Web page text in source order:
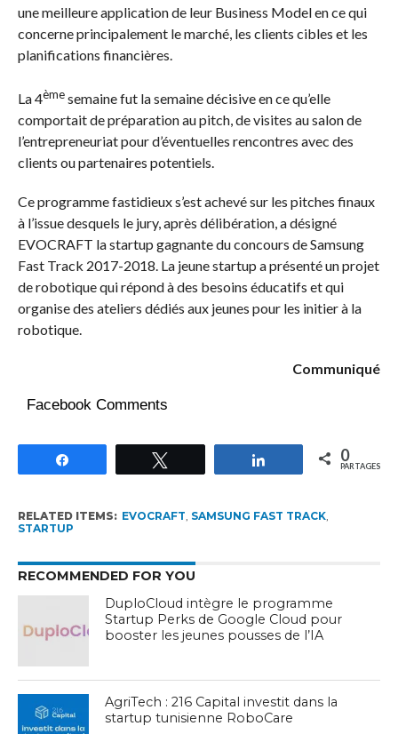
une meilleure application de leur Business Model en ce qui
concerne principalement le marché, les clients cibles et les
planifications financières.
La 4èmesemaine fut la semaine décisive en ce qu’elle
comportait de préparation au pitch, de visites au salon de
l’entrepreneuriat pour d’éventuelles rencontres avec des
clients ou partenaires potentiels.
Ce programme fastidieux s’est achevé sur les pitches finaux
à l’issue desquels le jury, après délibération, a désigné
EVOCRAFT la startup gagnante du concours de Samsung
Fast Track 2017-2018. La jeune startup a présenté un projet
de robotique qui répond à des besoins éducatifs et qui
organise des ateliers dédiés aux jeunes pour les initier à la
robotique.
Communiqué
Facebook Comments
Partagez 0
PARTAGES
RELATED ITEMS: EVOCRAFT, SAMSUNG FAST TRACK,
STARTUP
RECOMMENDED FOR YOU
DuploCloud intègre le programme
Startup Perks de Google Cloud pour
booster les jeunes pousses de l’IA
AgriTech : 216 Capital investit dans la
startup tunisienne RoboCare